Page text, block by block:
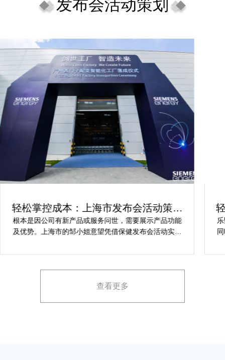
发布会活动策划
轻松掌控成本：上海市发布会活动策划
方案指南
根本是因公司有新产品或服务问世，需要展示产品功能
及优势。上海市的邹小姐意望凭借保健发布会活动实现
占有率。在策划时间里却遇到这些难题缺乏专业的产品
展示方案，以最大化媒体报道和消费者关注。
查看更多